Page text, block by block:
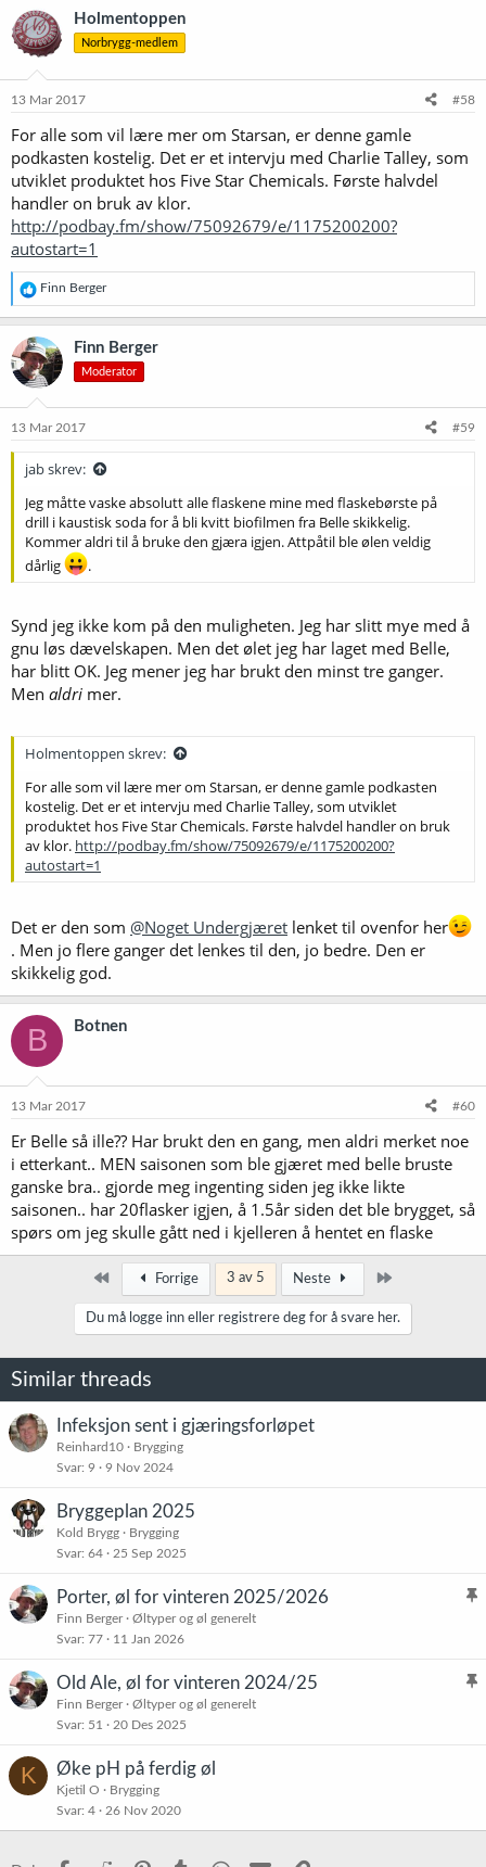
k
s
j
o
e
:
Holmentoppen
Norbrygg-medlem
13 Mar 2017 #58
For alle som vil lære mer om Starsan, er denne gamle
podkasten kostelig. Det er et intervju med Charlie Talley, som
utviklet produktet hos Five Star Chemicals. Første halvdel
handler on bruk av klor.
http://podbay.fm/show/75092679/e/1175200200?
autostart=1
R
e
a
k
s
j
o
e
Finn Berger
Finn Berger
Moderator
13 Mar 2017 #59
jab skrev:
Jeg måtte vaske absolutt alle flaskene mine med flaskebørste på
drill i kaustisk soda for å bli kvitt biofilmen fra Belle skikkelig.
Kommer aldri til å bruke den gjæra igjen. Attpåtil ble ølen veldig
dårlig
.
Synd jeg ikke kom på den muligheten. Jeg har slitt mye med å
gnu løs dævelskapen. Men det ølet jeg har laget med Belle,
har blitt OK. Jeg mener jeg har brukt den minst tre ganger.
Men aldri mer.
Holmentoppen skrev:
For alle som vil lære mer om Starsan, er denne gamle podkasten
kostelig. Det er et intervju med Charlie Talley, som utviklet
produktet hos Five Star Chemicals. Første halvdel handler on bruk
av klor. http://podbay.fm/show/75092679/e/1175200200?
autostart=1
Det er den som @Noget Undergjæret lenket til ovenfor her
. Men jo flere ganger det lenkes til den, jo bedre. Den er
skikkelig god.
B Botnen
13 Mar 2017 #60
Er Belle så ille?? Har brukt den en gang, men aldri merket noe
i etterkant.. MEN saisonen som ble gjæret med belle bruste
ganske bra.. gjorde meg ingenting siden jeg ikke likte
saisonen.. har 20flasker igjen, å 1.5år siden det ble brygget, så
spørs om jeg skulle gått ned i kjelleren å hentet en flaske
Først Forrige 3 av 5 Neste
Du må logge inn eller registrere deg for å svare her.
Similar threads
Infeksjon sent i gjæringsforløpet
Reinhard10
Brygging
Svar 9 9 Nov 2024
Bryggeplan 2025
Kold Brygg
Brygging
Svar 64 25 Sep 2025
K
t
Porter, øl for vinteren 2025/2026
Finn Berger
Øltyper og øl generelt
Svar 77 11 Jan 2026
K
Old Ale, øl for vinteren 2024/25
Finn Berger
Øltyper og øl generelt
Svar 51 20 Des 2025
K Øke pH på ferdig øl
Kjetil O
Brygging
Svar 4 26 Nov 2020